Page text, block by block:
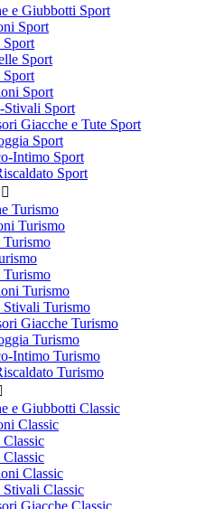
e Giubbotti Sport
Sport
Sport
Sport
Sport
Sport
Stivali Sport
Giacche e Tute Sport
Sport
Intimo Sport
Sport

Turismo
Turismo
Turismo
Turismo
Turismo
Stivali Turismo
Giacche Turismo
Turismo
Intimo Turismo
Turismo
e Giubbotti Classic
Classic
Classic
Classic
Stivali Classic
Giacche Classic